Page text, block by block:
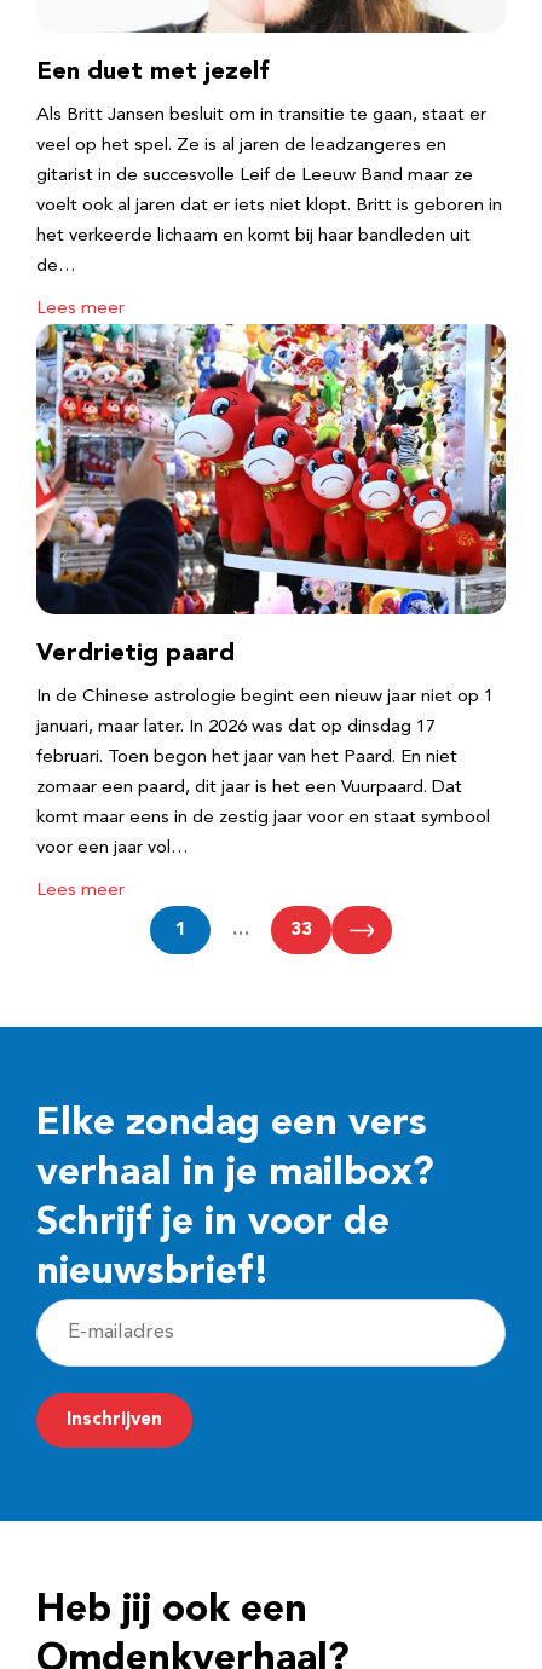
Een duet met jezelf
Als Britt Jansen besluit om in transitie te gaan, staat er
veel op het spel. Ze is al jaren de leadzangeres en
gitarist in de succesvolle Leif de Leeuw Band maar ze
voelt ook al jaren dat er iets niet klopt. Britt is geboren in
het verkeerde lichaam en komt bij haar bandleden uit
de…
Lees meer
Verdrietig paard
In de Chinese astrologie begint een nieuw jaar niet op 1
januari, maar later. In 2026 was dat op dinsdag 17
februari. Toen begon het jaar van het Paard. En niet
zomaar een paard, dit jaar is het een Vuurpaard. Dat
komt maar eens in de zestig jaar voor en staat symbool
voor een jaar vol…
Lees meer
1 … 33
Elke zondag een vers
verhaal in je mailbox?
Schrijf je in voor de
nieuwsbrief!
E
-
m
a
r
e
Inschrijven
Heb jij ook een
Omdenkverhaal?